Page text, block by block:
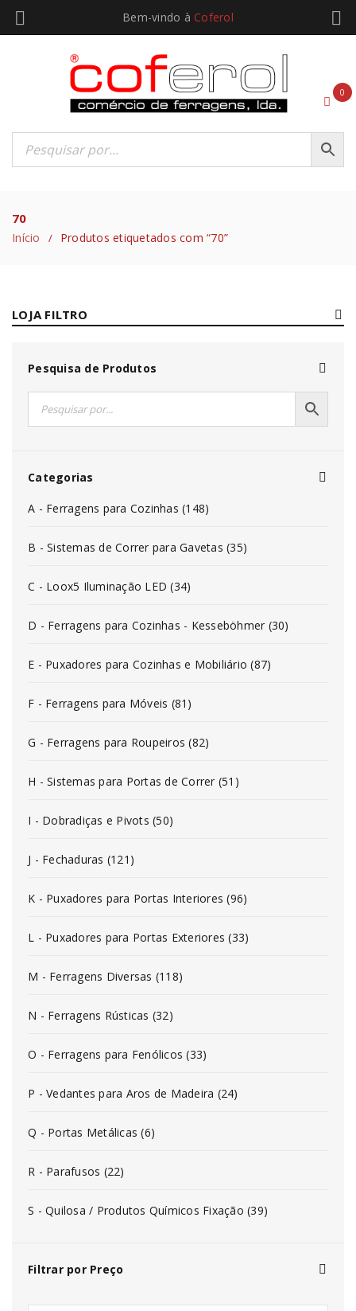
Bem-vindo à Coferol
0
70
Início / Produtos etiquetados com “70”
LOJA FILTRO
Pesquisa de Produtos
Categorias
A - Ferragens para Cozinhas (148)
B - Sistemas de Correr para Gavetas (35)
C - Loox5 Iluminação LED (34)
D - Ferragens para Cozinhas - Kesseböhmer (30)
E - Puxadores para Cozinhas e Mobiliário (87)
F - Ferragens para Móveis (81)
G - Ferragens para Roupeiros (82)
H - Sistemas para Portas de Correr (51)
I - Dobradiças e Pivots (50)
J - Fechaduras (121)
K - Puxadores para Portas Interiores (96)
L - Puxadores para Portas Exteriores (33)
M - Ferragens Diversas (118)
N - Ferragens Rústicas (32)
O - Ferragens para Fenólicos (33)
P - Vedantes para Aros de Madeira (24)
Q - Portas Metálicas (6)
R - Parafusos (22)
S - Quilosa / Produtos Químicos Fixação (39)
Filtrar por Preço